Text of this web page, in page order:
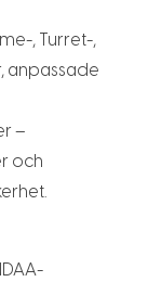
, Turret-,
anpassade
–
och